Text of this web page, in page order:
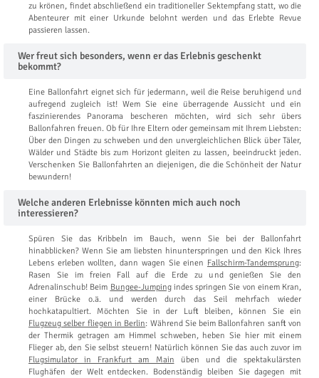
zu krönen, findet abschließend ein traditioneller Sektempfang statt, wo die
Abenteurer mit einer Urkunde belohnt werden und das Erlebte Revue
passieren lassen.
Wer freut sich besonders, wenn er das Erlebnis geschenkt
bekommt?
Eine Ballonfahrt eignet sich für jedermann, weil die Reise beruhigend und
aufregend zugleich ist! Wem Sie eine überragende Aussicht und ein
faszinierendes Panorama bescheren möchten, wird sich sehr übers
Ballonfahren freuen. Ob für Ihre Eltern oder gemeinsam mit Ihrem Liebsten:
Über den Dingen zu schweben und den unvergleichlichen Blick über Täler,
Wälder und Städte bis zum Horizont gleiten zu lassen, beeindruckt jeden.
Verschenken Sie Ballonfahrten an diejenigen, die die Schönheit der Natur
bewundern!
Welche anderen Erlebnisse könnten mich auch noch
interessieren?
Spüren Sie das Kribbeln im Bauch, wenn Sie bei der Ballonfahrt
hinabblicken? Wenn Sie am liebsten hinunterspringen und den Kick Ihres
Lebens erleben wollten, dann wagen Sie einen Fallschirm-Tandemsprung:
Rasen Sie im freien Fall auf die Erde zu und genießen Sie den
Adrenalinschub! Beim Bungee-Jumpingindes springen Sie von einem Kran,
einer Brücke o.ä. und werden durch das Seil mehrfach wieder
hochkatapultiert. Möchten Sie in der Luft bleiben, können Sie ein
Flugzeug selber fliegen in Berlin: Während Sie beim Ballonfahren sanft von
der Thermik getragen am Himmel schweben, heben Sie hier mit einem
Flieger ab, den Sie selbst steuern! Natürlich können Sie das auch zuvor im
Flugsimulator in Frankfurt am Main üben und die spektakulärsten
Flughäfen der Welt entdecken. Bodenständig bleiben Sie dagegen mit